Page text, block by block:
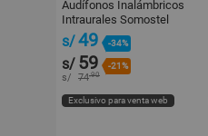
Audífonos Inalámbricos
Intraurales Somostel
Modelo J44 Blanco ABS
s/49 -34%
s/ 59 -21%
s/ 74.90
Exclusivo para venta web